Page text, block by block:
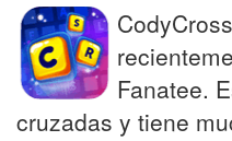
Fanatee.
cruzadas y tiene